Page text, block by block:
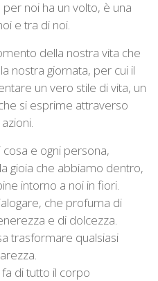
noi ha un volto, è una
e tra di noi.
della nostra vita che
nostra giornata, per cui il
un vero stile di vita, un
si esprime attraverso
e ogni persona,
gioia che abbiamo dentro,
intorno a noi in fiori.
che profuma di
e di dolcezza.
trasformare qualsiasi
di tutto il corpo